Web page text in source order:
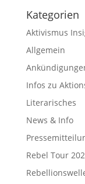
Kategorien
Aktivismus
Allgemein
Infos zu
Literarisches
News & Info
Rebel Tour